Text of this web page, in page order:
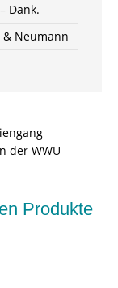
Dank.
& Neumann
der WWU
Produkte